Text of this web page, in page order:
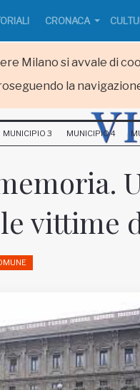
Milano si avvale di
la
CRONACA
MUNICIPIO 3 MUNICIPIO 4
vittime